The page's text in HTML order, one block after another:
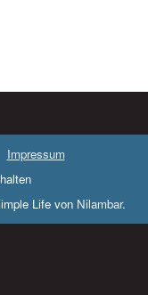
Impressum
Life von Nilambar.